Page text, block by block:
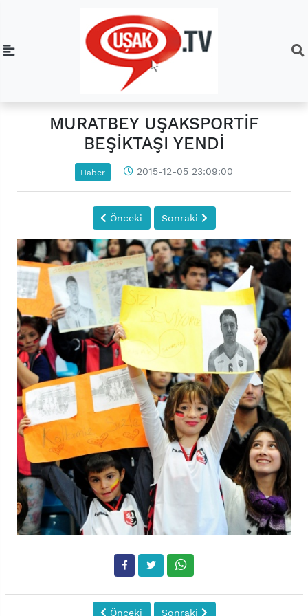
MURATBEY UŞAKSPORTİF
BEŞİKTAŞI YENDİ
Haber 2015-12-05 23:09:00
Önceki Sonraki
Önceki Sonraki